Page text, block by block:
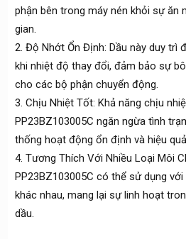
phận bên trong máy nén khỏi sự ăn
gian.
Độ Nhớt Ổn Định: Dầu này duy trì
khi nhiệt độ thay đổi, đảm bảo sự
cho các bộ phận chuyển động.
Chịu Nhiệt Tốt: Khả năng chịu
PP23BZ103005C ngăn ngừa tình
thống hoạt động ổn định và hiệu
Tương Thích Với Nhiều Loại Môi
PP23BZ103005C có thể sử dụng
khác nhau, mang lại sự linh hoạt
dầu.